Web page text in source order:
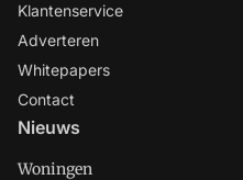
Klantenservice
Adverteren
Whitepapers
Contact
Nieuws
Woningen